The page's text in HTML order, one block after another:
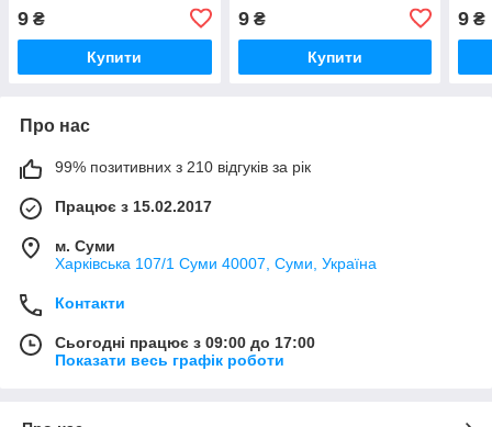
9 ₴
Купити
9₴
Купити
9 ₴
Про нас
99% позитивних з 210 відгуків за рік
Працює з 15.02.2017
м. Суми
Харківська 107/1 Суми 40007, Суми, Україна
Контакти
Сьогодні працює з 09:00 до 17:00
Показати весь графік роботи